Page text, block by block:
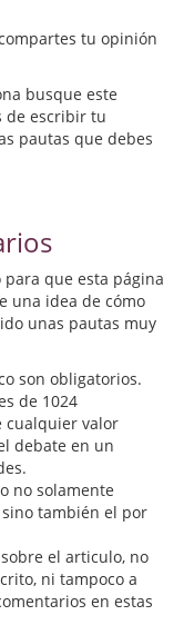
tu opinión
busque este
de escribir tu
pautas que debes
que esta página
una idea de cómo
unas pautas muy
son obligatorios.
de 1024
cualquier valor
debate en un
no solamente
también el por
el articulo, no
ni tampoco a
en estas